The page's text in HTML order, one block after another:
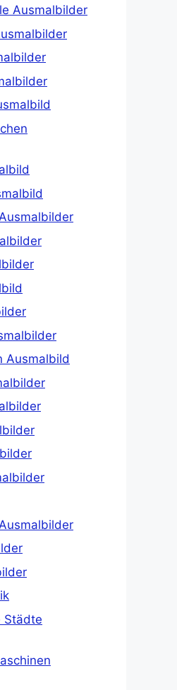
Ausmalbilder
Ausmalbild
Städte